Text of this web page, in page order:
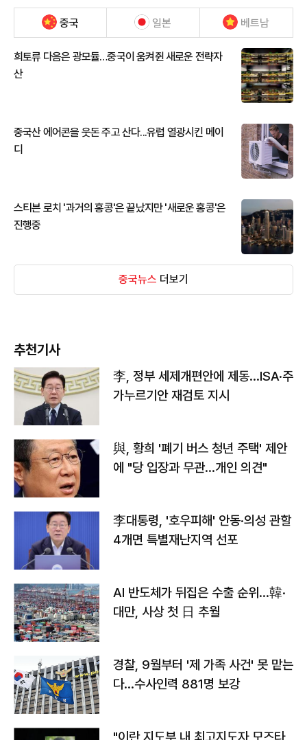
중국 일본 베트남
희토류 다음은 광모듈…중국이 움켜쥔 새로운 전략자
산
중국산 에어콘을 웃돈 주고 산다...유럽 열광시킨 메이
디
스티븐 로치 '과거의 홍콩'은 끝났지만 '새로운 홍콩'은
진행중
중국뉴스 더보기
추천기사
李, 정부 세제개편안에 제동…ISA·주
가누르기안 재검토 지시
與, 황희 '폐기 버스 청년 주택' 제안
에 "당 입장과 무관…개인 의견"
李대통령, '호우피해' 안동·의성 관할
4개면 특별재난지역 선포
AI 반도체가 뒤집은 수출 순위…韓·
대만, 사상 첫 日 추월
경찰, 9월부터 '제 가족 사건' 못 맡는
다…수사인력 881명 보강